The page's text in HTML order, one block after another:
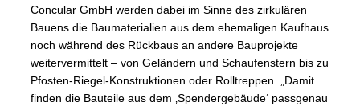
Concular GmbH werden dabei im Sinne des zirkulären
Bauens die Baumaterialien aus dem ehemaligen Kaufhaus
noch während des Rückbaus an andere Bauprojekte
weitervermittelt – von Geländern und Schaufenstern bis zu
Pfosten-Riegel-Konstruktionen oder Rolltreppen. „Damit
finden die Bauteile aus dem ‚Spendergebäude‘ passgenau